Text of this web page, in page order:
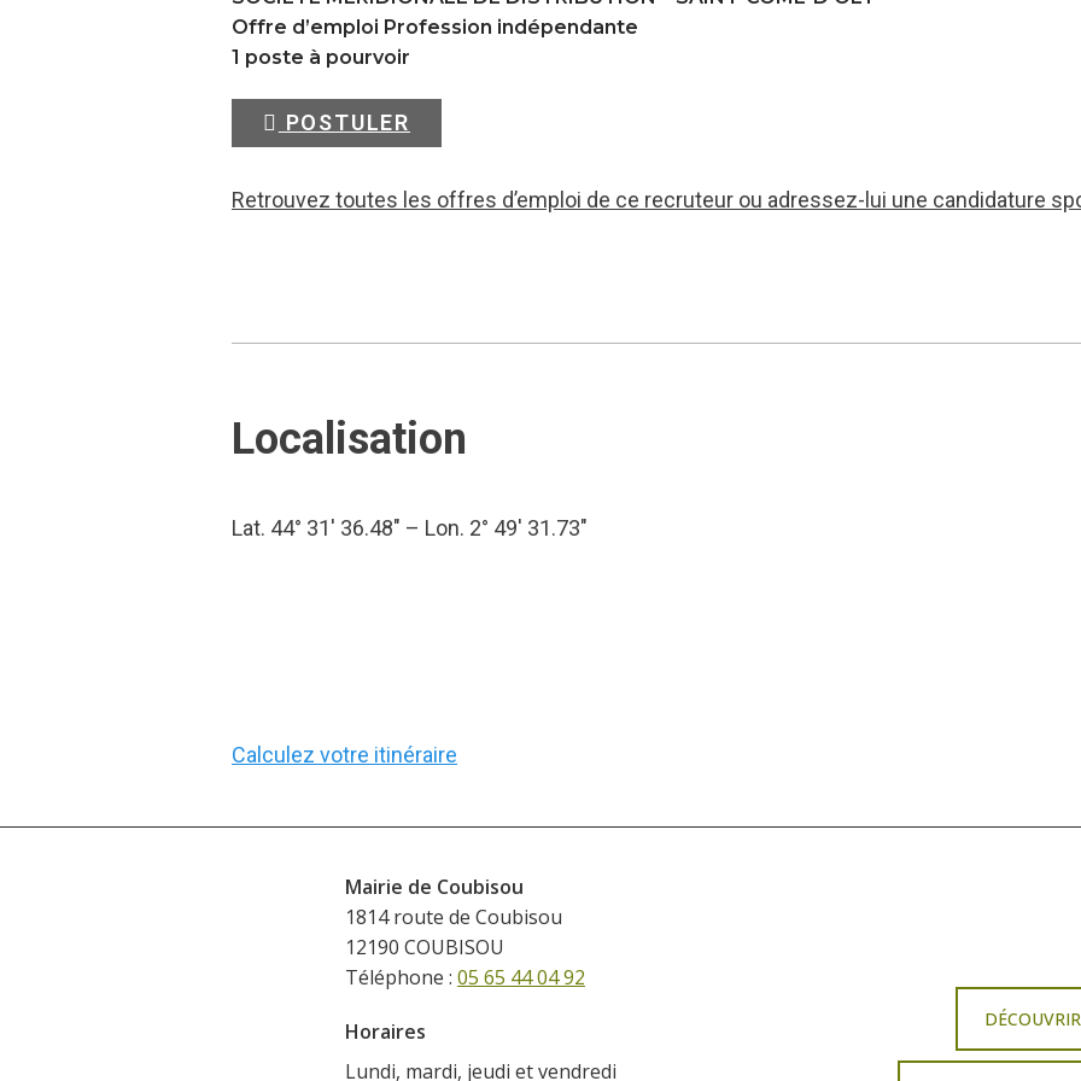
Offre d’emploi Profession indépendante
1 poste à pourvoir
POSTULER
Retrouvez toutes les offres d’emploi de ce recruteur ou adressez-lui une candidature
Localisation
Lat. 44° 31′ 36.48″ – Lon. 2° 49′ 31.73″
Calculez votre itinéraire
Mairie de Coubisou
1814 route de Coubisou
12190 COUBISOU
Téléphone : 05 65 44 04 92
Horaires
Lundi, mardi, jeudi et vendredi
DÉCOUVRIR